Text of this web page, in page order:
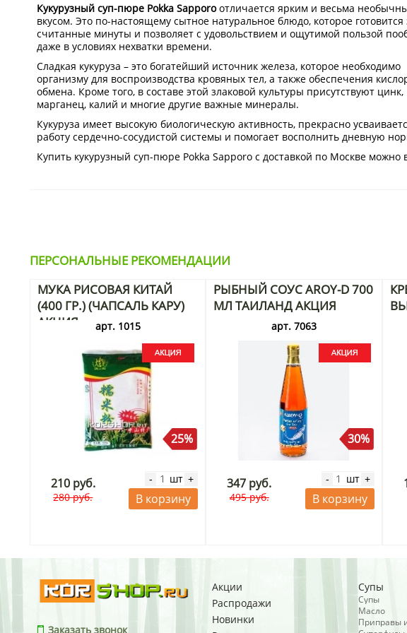
Кукурузный суп-пюре Pokka Sapporoотличается ярким и весьма
вкусом. Это по-настоящему сытное натуральное блюдо, которое готовится
считанные минуты и позволяет с удовольствием и ощутимой пользой
даже в условиях нехватки времени.
Сладкая кукуруза – это богатейший источник железа, которое необходимо
организму для воспроизводства кровяных тел, а также обеспечения
обмена. Кроме того, в составе этой злаковой культуры присутствуют цинк,
марганец, калий и многие другие важные минералы.
Кукуруза имеет высокую биологическую активность, прекрасно
работу сердечно-сосудистой системы и помогает восполнить дневную
Купить кукурузный суп-пюре Pokka Sapporo с доставкой по Москве можно
ПЕРСОНАЛЬНЫЕ РЕКОМЕНДАЦИИ
МУКА РИСОВАЯ КИТАЙ
(400 ГР.) (ЧАПСАЛЬ КАРУ)
АКЦИЯ
арт. 1015
25%
210 руб.
280 руб.
- шт +
В корзину
РЫБНЫЙ СОУС AROY-D 700
МЛ ТАИЛАНД АКЦИЯ
арт. 7063
30%
347 руб.
495 руб.
- шт +
В корзину
Заказать звонок
Акции
Распродажи
Новинки
Супы
Супы
Масло
Приправы